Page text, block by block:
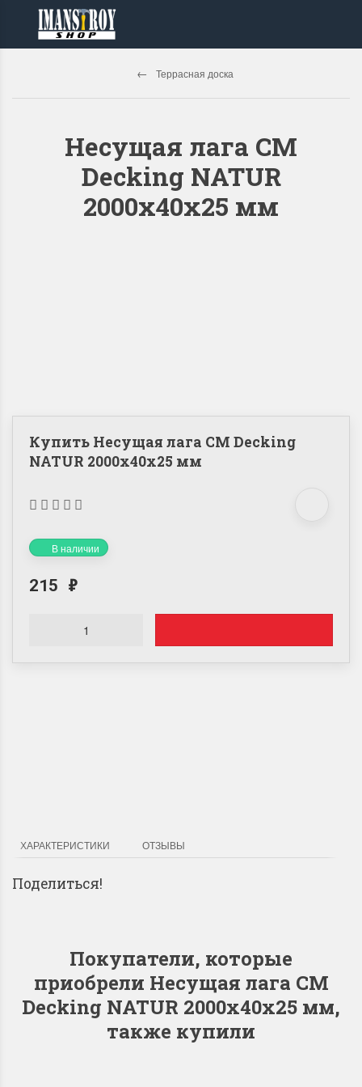
Террасная доска
Несущая лага CM
Decking NATUR
2000х40х25 мм
Купить Несущая лага CM Decking
NATUR 2000х40х25 мм
В наличии
215 ₽
ХАРАКТЕРИСТИКИ ОТЗЫВЫ
Поделиться!
Покупатели, которые
приобрели Несущая лага CM
Decking NATUR 2000х40х25 мм,
также купили